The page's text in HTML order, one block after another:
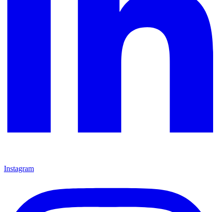
Instagram